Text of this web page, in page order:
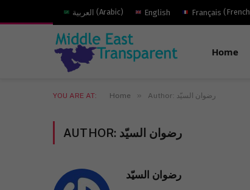
العربية (Arabic) English Français (French
Home
YOU ARE AT: Home » Author: رضوان السيّد
AUTHOR: رضوان السيّد
رضوان السيّد